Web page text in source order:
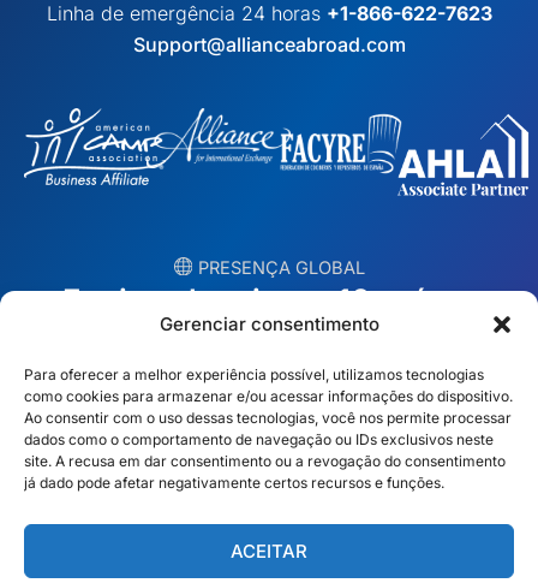
Gerenciar consentimento
Para oferecer a melhor experiência possível, utilizamos tecnologias
como cookies para armazenar e/ou acessar informações do dispositivo.
Ao consentir com o uso dessas tecnologias, você nos permite processar
dados como o comportamento de navegação ou IDs exclusivos neste
site. A recusa em dar consentimento ou a revogação do consentimento
já dado pode afetar negativamente certos recursos e funções.
ACEITAR
Linha de emergência 24 horas +1-866-622-7623
Support@allianceabroad.com
︎ PRESENÇA GLOBAL
Equipes locais em 10 países
EUA
Dubai
México
Espanha
Irlanda
Polônia
Austrália
S. África